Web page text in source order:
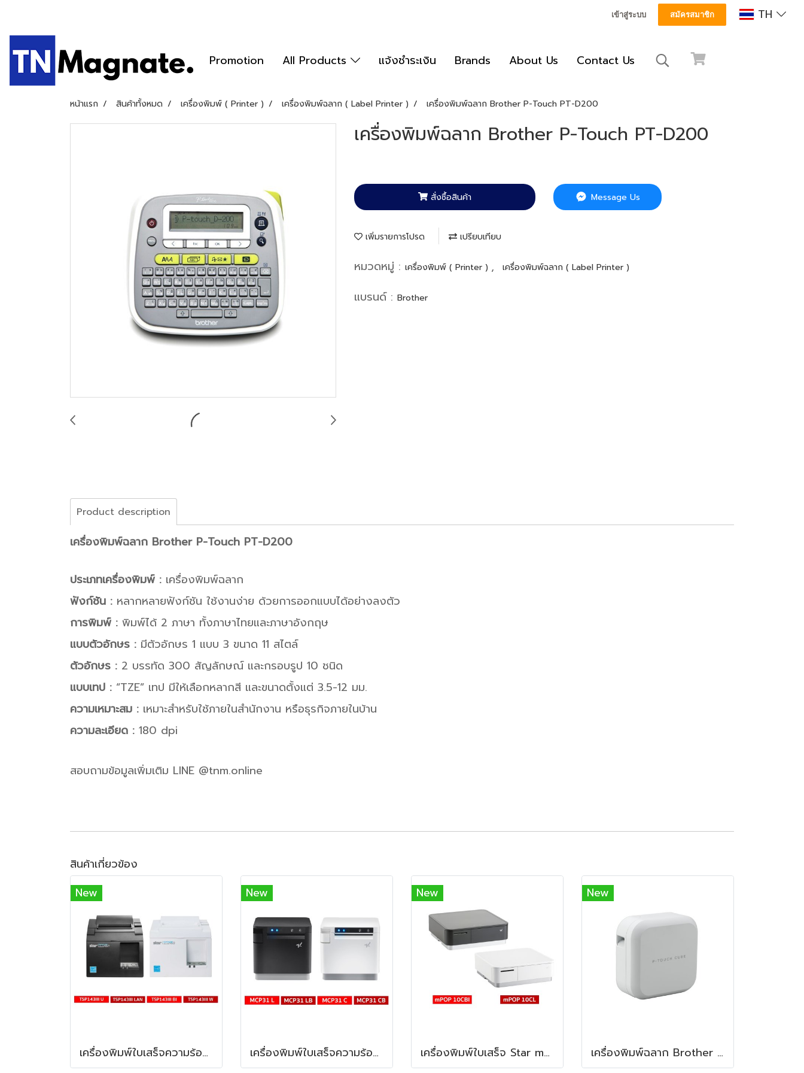
เข้าสู่ระบบ สมัครสมาชิก TH
Promotion All Products แจ้งชำระเงิน Brands About Us Contact Us
หน้าแรก สินค้าทั้งหมด เครื่องพิมพ์ ( Printer ) เครื่องพิมพ์ฉลาก ( Label Printer ) เครื่องพิมพ์ฉลาก Brother P-Touch PT-D200
เครื่องพิมพ์ฉลาก Brother P-Touch PT-D200
สั่งซื้อสินค้า Message Us
เพิ่มรายการโปรด เปรียบเทียบ
หมวดหมู่ : เครื่องพิมพ์ ( Printer ) , เครื่องพิมพ์ฉลาก ( Label Printer )
แบรนด์ : Brother
Product description
เครื่องพิมพ์ฉลาก Brother P-Touch PT-D200
ประเภทเครื่องพิมพ์ : เครื่องพิมพ์ฉลาก
ฟังก์ชัน : หลากหลายฟังก์ชัน ใช้งานง่าย ด้วยการออกแบบได้อย่างลงตัว
การพิมพ์ : พิมพ์ได้ 2 ภาษา ทั้งภาษาไทยและภาษาอังกฤษ
แบบตัวอักษร : มีตัวอักษร 1 แบบ 3 ขนาด 11 สไตล์
ตัวอักษร : 2 บรรทัด 300 สัญลักษณ์ และกรอบรูป 10 ชนิด
แบบเทป : “TZE” เทป มีให้เลือกหลากสี และขนาดตั้งแต่ 3.5-12 มม.
ความเหมาะสม : เหมาะสำหรับใช้ภายในสำนักงาน หรือธุรกิจภายในบ้าน
ความละเอียด : 180 dpi
สอบถามข้อมูลเพิ่มเติม LINE @tnm.online
สินค้าเกี่ยวข้อง
New
เครื่องพิมพ์ใบเสร็จความร้อน STAR Micronics TSP-143III
New
เครื่องพิมพ์ใบเสร็จความร้อน STAR Micronics mC-Print3 Thermal
New
เครื่องพิมพ์ใบเสร็จ Star mPOP
New
เครื่องพิมพ์ฉลาก Brother PT-P710BT Label Printer P-Touch Cube